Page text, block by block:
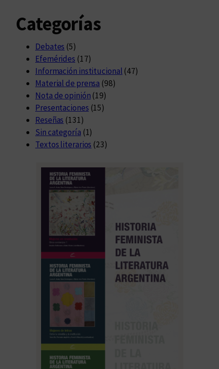
F
o
r
m
a
c
i
ó
n
Categorías
Debates (5)
Efemérides (17)
Información institucional (47)
Material de prensa (98)
Nota de opinión (19)
Presentaciones (15)
Reseñas (131)
Sin categoría (1)
Textos literarios (23)